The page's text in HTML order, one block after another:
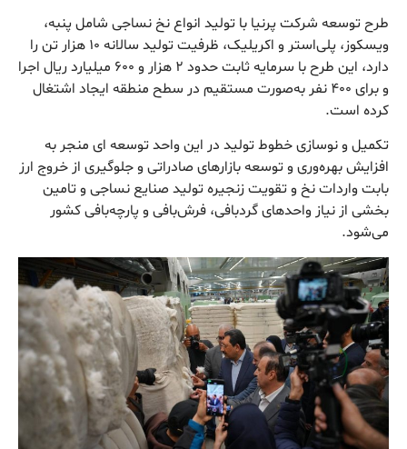
طرح توسعه شرکت پرنیا با تولید انواع نخ نساجی شامل پنبه،
ویسکوز، پلی‌استر و اکریلیک، ظرفیت تولید سالانه ۱۰ هزار تن را
دارد، این طرح با سرمایه ثابت حدود ۲ هزار و ۶۰۰ میلیارد ریال اجرا
و برای ۴۰۰ نفر به‌صورت مستقیم در سطح منطقه ایجاد اشتغال
کرده است.
تکمیل و نوسازی خطوط تولید در این واحد توسعه ای منجر به
افزایش بهره‌وری و توسعه بازارهای صادراتی و جلوگیری از خروج ارز
بابت واردات نخ و تقویت زنجیره تولید صنایع نساجی و تامین
بخشی از نیاز واحدهای گردبافی، فرش‌بافی و پارچه‌بافی کشور
می‌شود.